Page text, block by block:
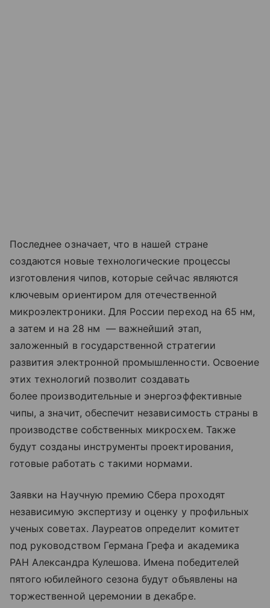
Последнее означает, что в нашей стране
создаются новые технологические процессы
изготовления чипов, которые сейчас являются
ключевым ориентиром для отечественной
микроэлектроники. Для России переход на 65 нм,
а затем и на 28 нм — важнейший этап,
заложенный в государственной стратегии
развития электронной промышленности. Освоение
этих технологий позволит создавать
более производительные и энергоэффективные
чипы, а значит, обеспечит независимость страны в
производстве собственных микросхем. Также
будут созданы инструменты проектирования,
готовые работать с такими нормами.
Заявки на Научную премию Сбера проходят
независимую экспертизу и оценку у профильных
ученых советах. Лауреатов определит комитет
под руководством Германа Грефа и академика
РАН Александра Кулешова. Имена победителей
пятого юбилейного сезона будут объявлены на
торжественной церемонии в декабре.